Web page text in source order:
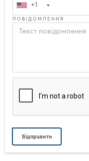
+1
ПОВІДОМЛЕННЯ